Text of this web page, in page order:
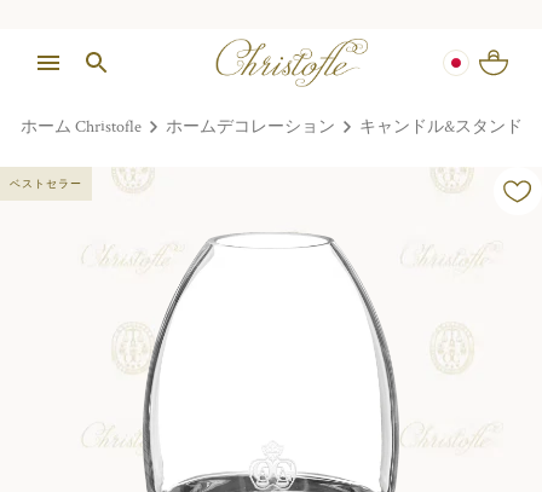
ホーム Christofle ホームデコレーション キャンドル&スタンド
ベストセラー